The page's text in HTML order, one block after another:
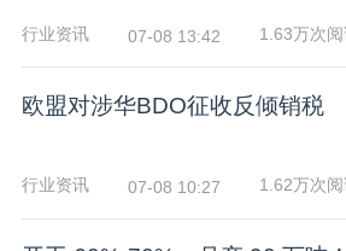
行业资讯 07-08 13:42 1.63万次阅
欧盟对涉华BDO征收反倾销税
行业资讯 07-08 10:27 1.62万次阅